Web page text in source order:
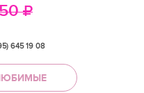
645 19 08